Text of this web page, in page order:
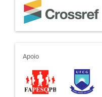
apoio
Apoio